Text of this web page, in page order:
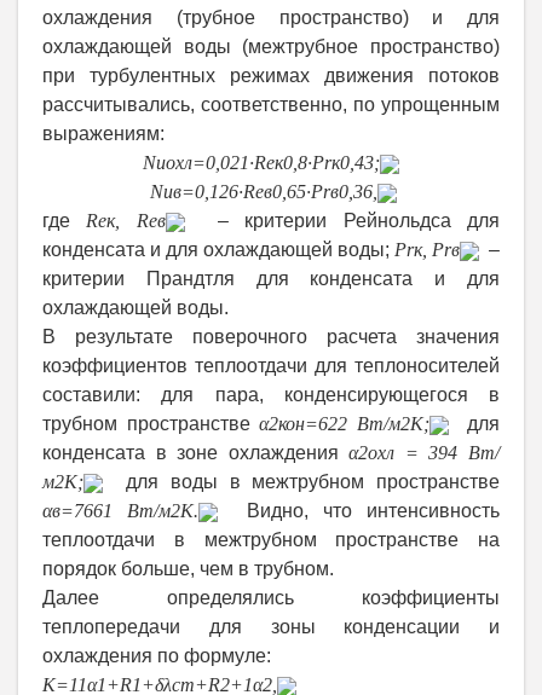
охлаждения (трубное пространство) и для
охлаждающей воды (межтрубное пространство)
при турбулентных режимах движения потоков
рассчитывались, соответственно, по упрощенным
выражениям:
Nuохл=0,021∙Reк0,8∙Prк0,43;
Nuв=0,126∙Reв0,65∙Prв0,36
где Reк, Reв
– критерии Рейнольдса для
конденсата и для охлаждающей воды; Prк, Prв
–
критерии Прандтля для конденсата и для
охлаждающей воды.
В результате поверочного расчета значения
коэффициентов теплоотдачи для теплоносителей
составили: для пара, конденсирующегося в
трубном пространствеα2кон=622 Вт/м2К;
для
конденсата в зоне охлажденияα2охл = 394 Вт/
м2К;
для воды в межтрубном пространстве
αв=7661 Вт/м2К.
Видно, что интенсивность
теплоотдачи в межтрубном пространстве на
порядок больше, чем в трубном.
Далее определялись коэффициенты
теплопередачи для зоны конденсации и
охлаждения по формуле:
K=11α1+R1+δλст+R2+1α2